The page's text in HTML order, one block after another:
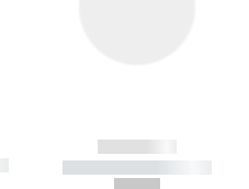
------------
----------- -----------